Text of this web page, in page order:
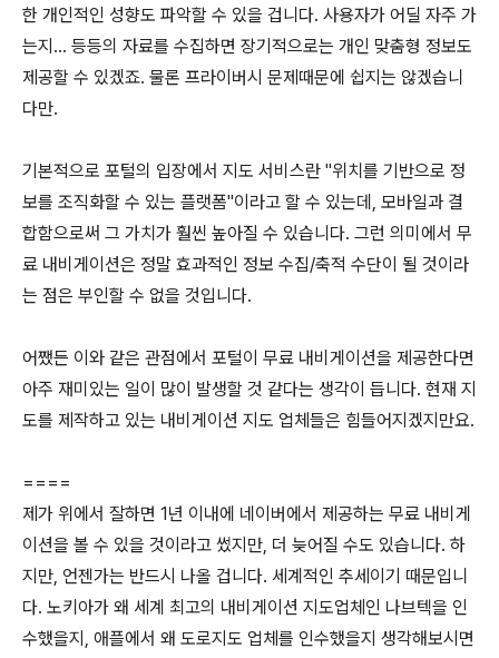
한 개인적인 성향도 파악할 수 있을 겁니다. 사용자가 어딜 자주 가
는지... 등등의 자료를 수집하면 장기적으로는 개인 맞춤형 정보도
제공할 수 있겠죠. 물론 프라이버시 문제때문에 쉽지는 않겠습니
다만.
기본적으로 포털의 입장에서 지도 서비스란 "위치를 기반으로 정
보를 조직화할 수 있는 플랫폼"이라고 할 수 있는데, 모바일과 결
합함으로써 그 가치가 훨씬 높아질 수 있습니다. 그런 의미에서 무
료 내비게이션은 정말 효과적인 정보 수집/축적 수단이 될 것이라
는 점은 부인할 수 없을 것입니다.
어쨌든 이와 같은 관점에서 포털이 무료 내비게이션을 제공한다면
아주 재미있는 일이 많이 발생할 것 같다는 생각이 듭니다. 현재 지
도를 제작하고 있는 내비게이션 지도 업체들은 힘들어지겠지만요.
====
제가 위에서 잘하면 1년 이내에 네이버에서 제공하는 무료 내비게
이션을 볼 수 있을 것이라고 썼지만, 더 늦어질 수도 있습니다. 하
지만, 언젠가는 반드시 나올 겁니다. 세계적인 추세이기 때문입니
다. 노키아가 왜 세계 최고의 내비게이션 지도업체인 나브텍을 인
수했을지, 애플에서 왜 도로지도 업체를 인수했을지 생각해보시면